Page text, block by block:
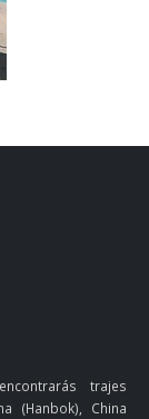
trajes
(Hanbok), China